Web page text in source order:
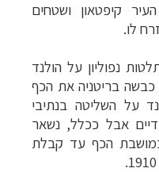
קיפטאון ושטחים
לו.
לאחר השתלטות נפוליון על הולנד
כבשה בריטניה את הכף
על השליטה בנתיבי
אבל ככלל, נשאר
הכף עד קבלת